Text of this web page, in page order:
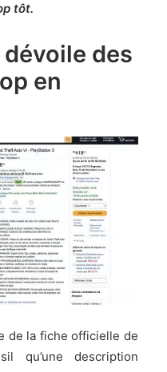
tôt.
des
en
de la fiche officielle de
qu’une description